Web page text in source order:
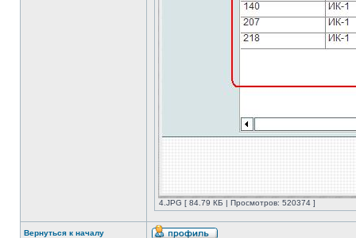
4.JPG [ 84.79 КБ | Просмотров: 520374 ]
Вернуться к началу